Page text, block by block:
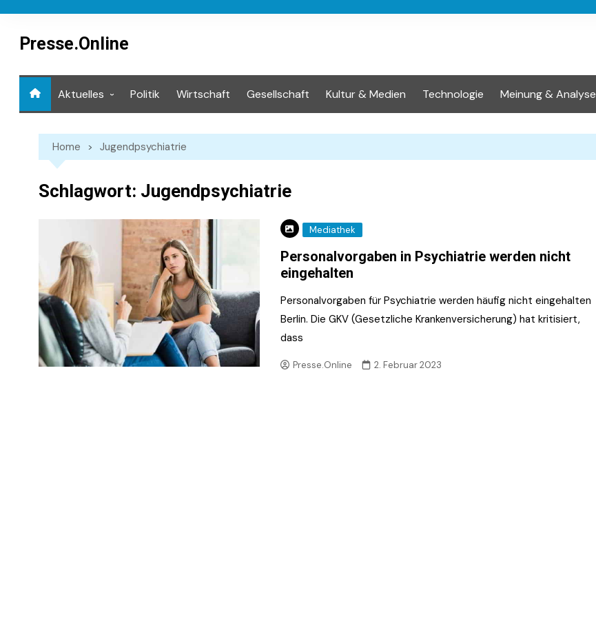
contentPresse.Online
Aktuelles Politik Wirtschaft Gesellschaft Kultur & Medien Technologie Meinung & Analyse
Home Jugendpsychiatrie
Schlagwort: Jugendpsychiatrie
Mediathek
Personalvorgaben in Psychiatrie werden nicht
eingehalten
Personalvorgaben für Psychiatrie werden häufig nicht eingehalten
Berlin. Die GKV (Gesetzliche Krankenversicherung) hat kritisiert,
dass
Presse.Online 2. Februar 2023